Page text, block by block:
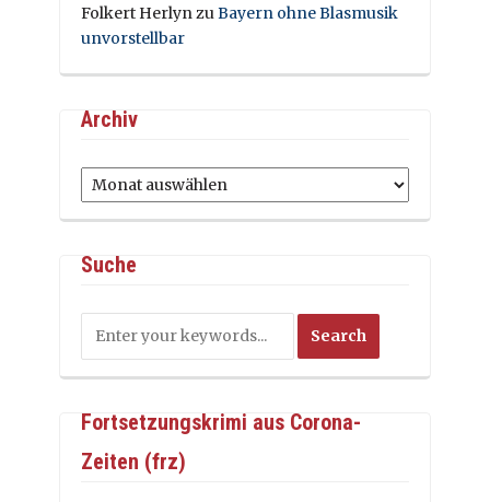
Folkert HerlynzuBayern ohne Blasmusik
unvorstellbar
Archiv
Archiv
Suche
Fortsetzungskrimi aus Corona-
Zeiten (frz)